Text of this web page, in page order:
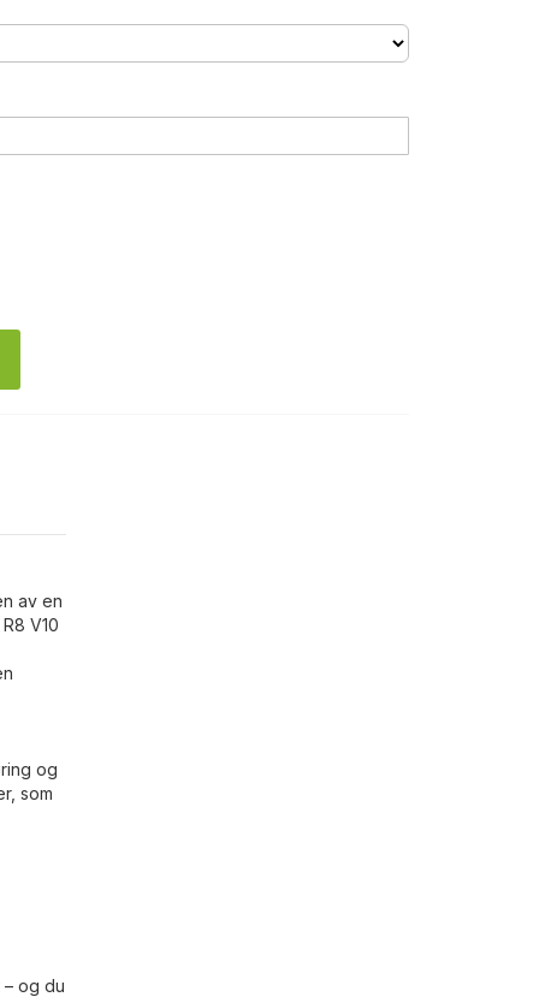
av en
V10
og
som
og du